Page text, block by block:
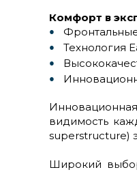
Комфорт в
Технология
видимость
superstructure)
Широкий